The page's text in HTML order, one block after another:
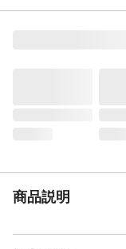
材質・素材
商品説明